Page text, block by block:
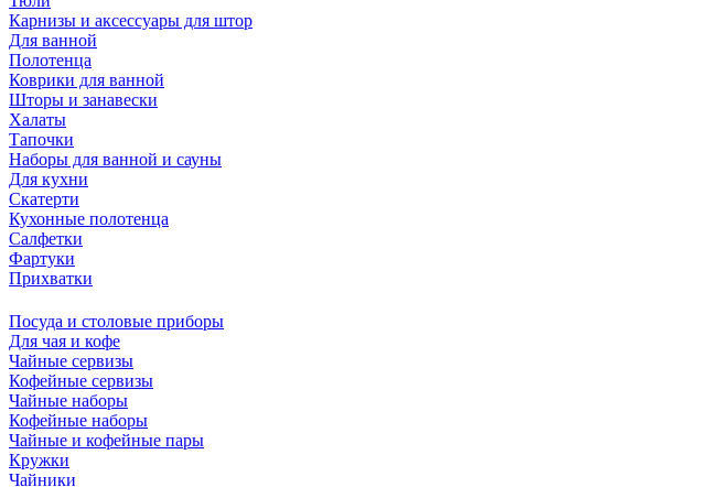
Карнизы и аксессуары для штор
Для ванной
Полотенца
Коврики для ванной
Шторы и занавески
Халаты
Тапочки
Наборы для ванной и сауны
Для кухни
Скатерти
Кухонные полотенца
Салфетки
Фартуки
Прихватки
Посуда и столовые приборы
Для чая и кофе
Чайные сервизы
Кофейные сервизы
Чайные наборы
Кофейные наборы
Чайные и кофейные пары
Кружки
Чайники